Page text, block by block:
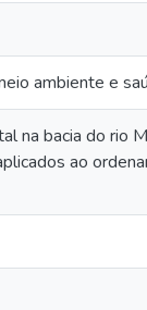
ambiente e
na bacia do rio
ao